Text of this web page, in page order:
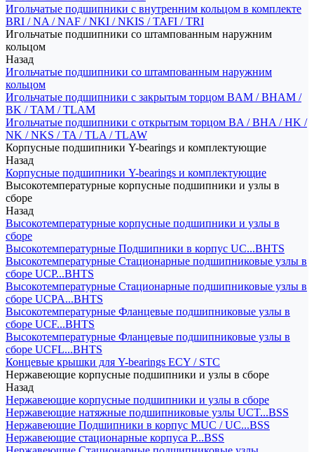
Игольчатые подшипники с внутренним кольцом в комплекте
BRI / NA / NAF / NKI / NKIS / TAFI / TRI
Игольчатые подшипники со штампованным наружним
кольцом
Назад
Игольчатые подшипники со штампованным наружним
кольцом
Игольчатые подшипники с закрытым торцом BAM / BHAM /
BK / TAM / TLAM
Игольчатые подшипники с открытым торцом BA / BHA / HK /
NK / NKS / TA / TLA / TLAW
Корпусные подшипники Y-bearings и комплектующие
Назад
Корпусные подшипники Y-bearings и комплектующие
Высокотемпературные корпусные подшипники и узлы в
сборе
Назад
Высокотемпературные корпусные подшипники и узлы в
сборе
Высокотемпературные Подшипники в корпус UC...BHTS
Высокотемпературные Стационарные подшипниковые узлы в
сборе UCP...BHTS
Высокотемпературные Стационарные подшипниковые узлы в
сборе UCPA...BHTS
Высокотемпературные Фланцевые подшипниковые узлы в
сборе UCF...BHTS
Высокотемпературные Фланцевые подшипниковые узлы в
сборе UCFL...BHTS
Концевые крышки для Y-bearings ECY / STC
Нержавеющие корпусные подшипники и узлы в сборе
Назад
Нержавеющие корпусные подшипники и узлы в сборе
Нержавеющие натяжные подшипниковые узлы UCT...BSS
Нержавеющие Подшипники в корпус MUC / UC...BSS
Нержавеющие стационарные корпуса P...BSS